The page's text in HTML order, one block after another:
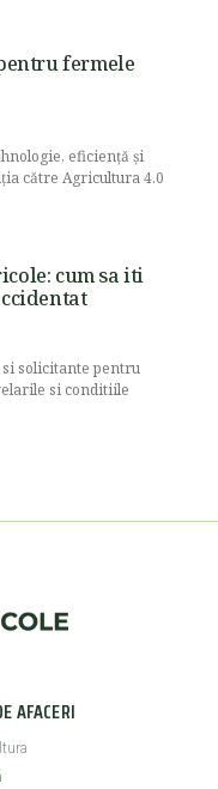
fermele
eficiență și
către Agricultura 4.0
cum sa iti
solicitante pentru
si conditiile
AFACERI